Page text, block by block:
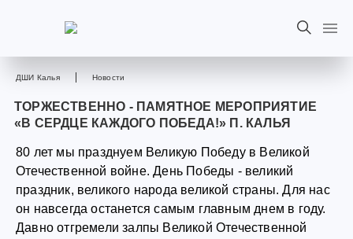
ДШИ Калья Новости
ТОРЖЕСТВЕННО - ПАМЯТНОЕ МЕРОПРИЯТИЕ
«В СЕРДЦЕ КАЖДОГО ПОБЕДА!» П. КАЛЬЯ
80 лет мы празднуем Великую Победу в Великой
Отечественной войне. День Победы - великий
праздник, великого народа великой страны. Для нас
он навсегда останется самым главным днем в году.
Давно отгремели залпы Великой Отечественной